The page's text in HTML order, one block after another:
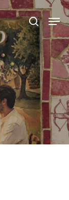
search
Menu
Menu